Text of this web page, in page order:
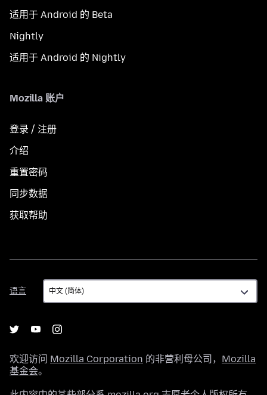
适用于 Android 的 Beta
Nightly
适用于 Android 的 Nightly
Mozilla 账户
登录 / 注册
介绍
重置密码
同步数据
获取帮助
语言
语
言
欢迎访问 Mozilla Corporation 的非营利母公司， Mozilla
基金会。